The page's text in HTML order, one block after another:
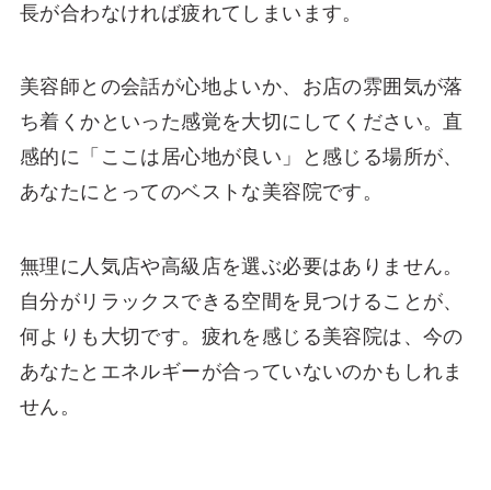
長が合わなければ疲れてしまいます。
美容師との会話が心地よいか、お店の雰囲気が落
ち着くかといった感覚を大切にしてください。直
感的に「ここは居心地が良い」と感じる場所が、
あなたにとってのベストな美容院です。
無理に人気店や高級店を選ぶ必要はありません。
自分がリラックスできる空間を見つけることが、
何よりも大切です。疲れを感じる美容院は、今の
あなたとエネルギーが合っていないのかもしれま
せん。